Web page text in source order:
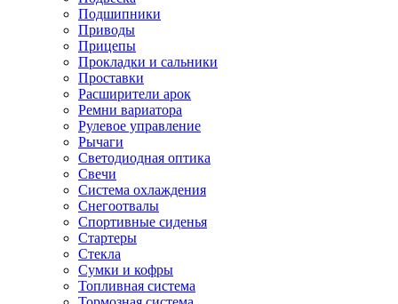
Подшипники
Приводы
Прицепы
Прокладки и сальники
Проставки
Расширители арок
Ремни вариатора
Рулевое управление
Рычаги
Светодиодная оптика
Свечи
Система охлаждения
Снегоотвалы
Спортивные сиденья
Стартеры
Стекла
Сумки и кофры
Топливная система